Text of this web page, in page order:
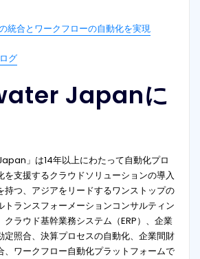
統合とワークフローの自動化を実現
グ
Japanに
」は14年以上にわたって自動化プロ
を支援するクラウドソリューションの導入
持つ、アジアをリードするワンストップの
トランスフォーメーションコンサルティン
クラウド基幹業務システム（ERP）、企業
定照合、決算プロセスの自動化、企業間財
、ワークフロー自動化プラットフォームで